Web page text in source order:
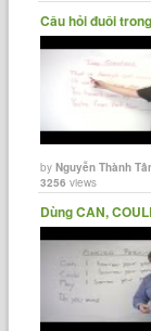
Câu hỏi đuôi
byNguyễn Thành
3256 views
Dùng CAN,